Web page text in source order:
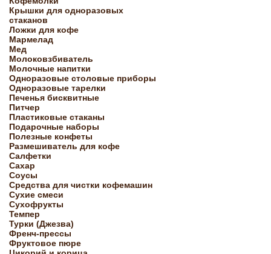
Крышки для одноразовых
стаканов
Ложки для кофе
Мармелад
Мед
Молоковзбиватель
Молочные напитки
Одноразовые столовые приборы
Одноразовые тарелки
Печенья бисквитные
Питчер
Пластиковые стаканы
Подарочные наборы
Полезные конфеты
Размешиватель для кофе
Салфетки
Сахар
Соусы
Средства для чистки кофемашин
Сухие смеси
Сухофрукты
Темпер
Турки (Джезва)
Френч-прессы
Фруктовое пюре